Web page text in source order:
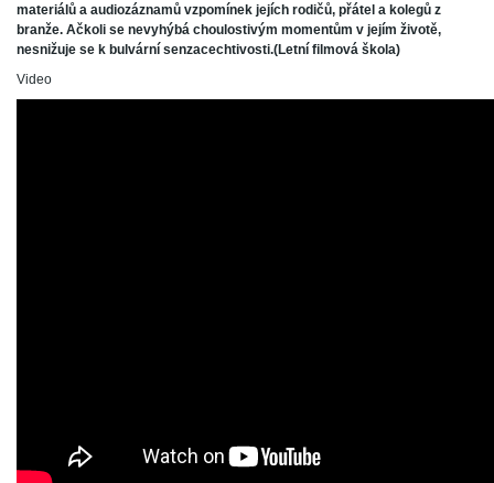
materiálů a audiozáznamů vzpomínek jejích rodičů, přátel a kolegů z
branže. Ačkoli se nevyhýbá choulostivým momentům v jejím životě,
nesnižuje se k bulvární senzacechtivosti.(Letní filmová škola)
Video